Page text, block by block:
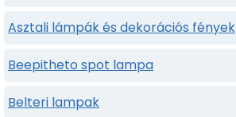
Asztali lámpák és dekorációs fények
Beepitheto spot lampa
Belteri lampak